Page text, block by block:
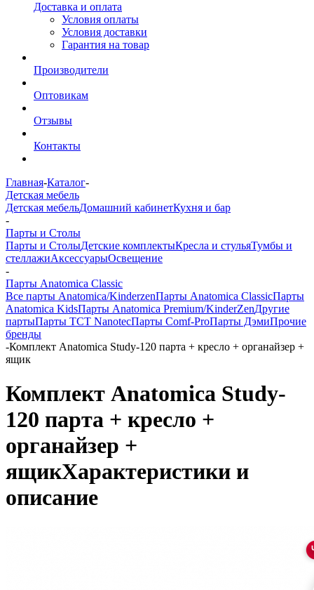
Доставка и оплата
Условия оплаты
Условия доставки
Гарантия на товар
Производители
Оптовикам
Отзывы
Контакты
Главная-Каталог-
Детская мебель
Детская мебельДомашний кабинетКухня и бар
-
Парты и Столы
Парты и СтолыДетские комплектыКресла и стульяТумбы и
стеллажиАксессуарыОсвещение
-
Парты Anatomica Classic
Все парты Anatomica/KinderzenПарты Anatomica ClassicПарты
Anatomica KidsПарты Anatomica Premium/KinderZenДругие
партыПарты TCT NanotecПарты Comf-ProПарты ДэмиПрочие
бренды
-Комплект Anatomica Study-120 парта + кресло + органайзер +
ящик
Комплект Anatomica Study-
120 парта + кресло +
органайзер +
ящикХарактеристики и
описание